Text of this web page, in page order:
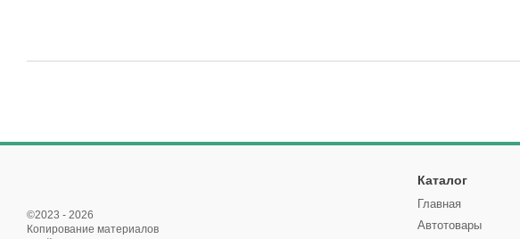
©2023 - 2026
Копирование материалов
Каталог
Главная
Автотовары